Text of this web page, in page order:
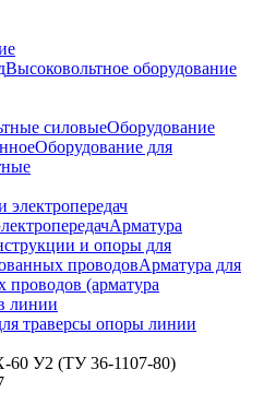
Высоковольтное оборудование
силовыеОборудование
Оборудование для
Арматура
и опоры для
проводовАрматура для
(арматура
линии
траверсы опоры линии
60 У2 (ТУ 36-1107-80)